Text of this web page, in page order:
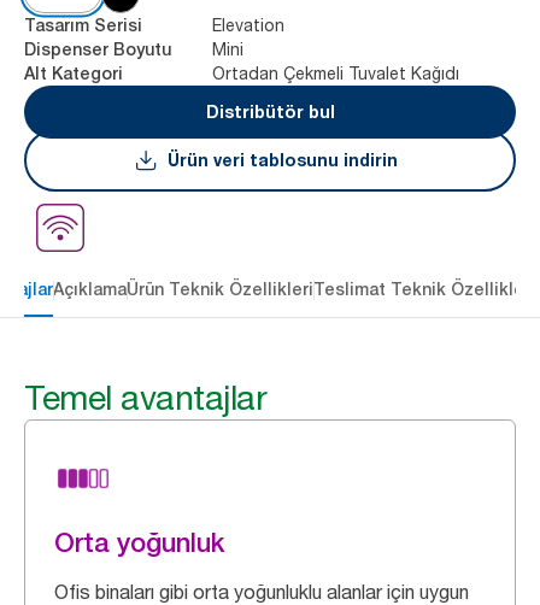
Tasarım Serisi Elevation
Dispenser Boyutu Mini
Alt Kategori
Ortadan Çekmeli Tuvalet Kağıdı
Distribütör bul
Ürün veri tablosunu indirin
AçıklamaÜrün Teknik ÖzellikleriTeslimat Teknik Özellikleri
Temel avantajlar
Orta yoğunluk
Ofis binaları gibi orta yoğunluklu alanlar için uygun